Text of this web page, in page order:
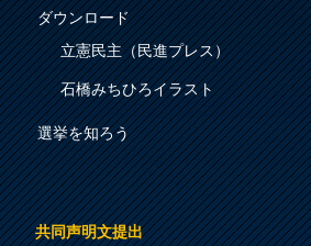
ダウンロード
立憲民主（民進プレス）
石橋みちひろイラスト
選挙を知ろう
共同声明文提出